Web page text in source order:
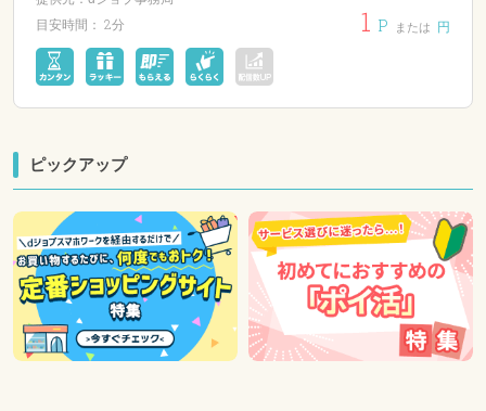
目安時間： 2分 1 P または 円
ピックアップ